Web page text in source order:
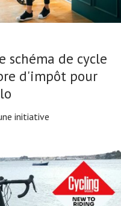
schéma de cycle
d'impôt pour
initiative